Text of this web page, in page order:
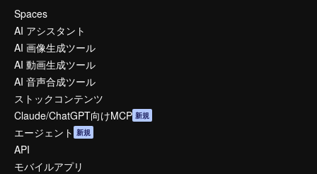
Spaces
AI アシスタント
AI 画像生成ツール
AI 動画生成ツール
AI 音声合成ツール
ストックコンテンツ
Claude/ChatGPT向けMCP 新規
エージェント 新規
API
モバイルアプリ